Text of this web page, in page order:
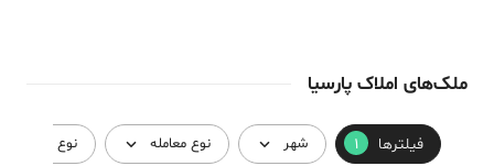
ملک‌های املاک پارسیا
فیلترها 1 شهر نوع معامله نوع ملک